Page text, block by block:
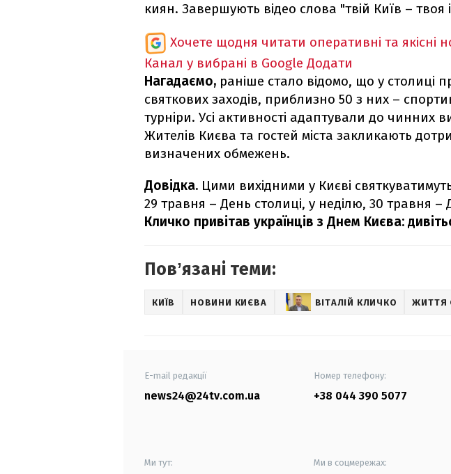
киян. Завершують відео слова "твій Київ – твоя
Хочете щодня читати оперативні та якісні
Канал у вибрані в Google Додати
Нагадаємо, раніше стало відомо, що у столиці
святкових заходів, приблизно 50 з них –
турніри. Усі активності адаптували до чинних
Жителів Києва та гостей міста закликають
визначених обмежень.
Довідка. Цими вихідними у Києві
29 травня – День столиці, у неділю, 30 травня –
Кличко привітав українців з Днем Києва:
Повʼязані теми:
КИЇВ НОВИНИ КИЄВА ВІТАЛІЙ КЛИЧКО ЖИТТЯ
E-mail редакції
news24@24tv.com.ua
Номер телефону:
+38 044 390 5077
Ми тут: Ми в соцмережах: